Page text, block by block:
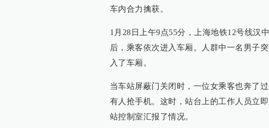
车内合力擒获。
1月28日上午9点55分，上海地铁12号线汉
后，乘客依次进入车厢。人群中一名男子
入了车厢。
当车站屏蔽门关闭时，一位女乘客也奔了
有人抢手机。这时，站台上的工作人员立
站控制室汇报了情况。